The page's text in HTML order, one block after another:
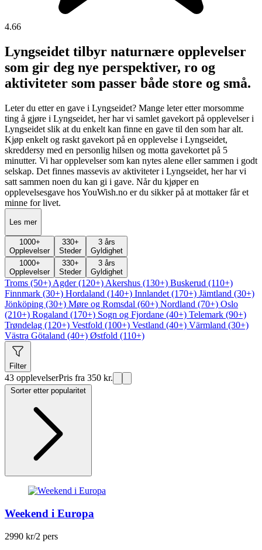
4.66
Lyngseidet tilbyr naturnære opplevelser
som gir deg nye perspektiver, ro og
aktiviteter som passer både store og små.
Leter du etter en gave i Lyngseidet? Mange leter etter morsomme
ting å gjøre i Lyngseidet, her har vi samlet gavekort på opplevelser i
Lyngseidet slik at du enkelt kan finne en gave til den som har alt.
Kjøp enkelt og raskt gavekort på en opplevelse i Lyngseidet,
skreddersy med en personlig hilsen og motta gavekortet på 5
minutter. Vi har opplevelser som kan nytes alene eller sammen i godt
selskap. Det finnes massevis av aktiviteter i Lyngseidet, her har vi
satt sammen noen du kan gi i gave. Når du kjøper en
opplevelsesgave hos YouWish.no er du sikker på at mottaker får et
minne for livet.
Les mer
1000+
Opplevelser
330+
Steder
3 års
Gyldighet
1000+
Opplevelser
330+
Steder
3 års
Gyldighet
Troms (50+) Agder (120+) Akershus (130+) Buskerud (110+)
Finnmark (30+) Hordaland (140+) Innlandet (170+) Jämtland (30+)
Jönköping (30+) Møre og Romsdal (60+) Nordland (70+) Oslo
(210+) Rogaland (170+) Sogn og Fjordane (40+) Telemark (90+)
Trøndelag (120+) Vestfold (100+) Vestland (40+) Värmland (30+)
Västra Götaland (40+) Østfold (110+)
Filter
43 opplevelserPris fra 350 kr.
Weekend i Europa
2990 kr/2 pers